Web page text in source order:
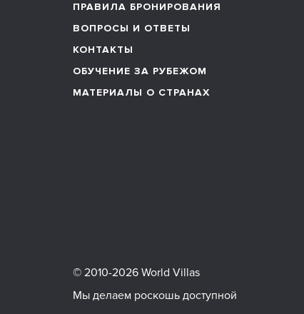
ПРАВИЛА БРОНИРОВАНИЯ
ВОПРОСЫ И ОТВЕТЫ
КОНТАКТЫ
ОБУЧЕНИЕ ЗА РУБЕЖОМ
МАТЕРИАЛЫ О СТРАНАХ
© 2010-2026 World Villas
Мы делаем роскошь доступной